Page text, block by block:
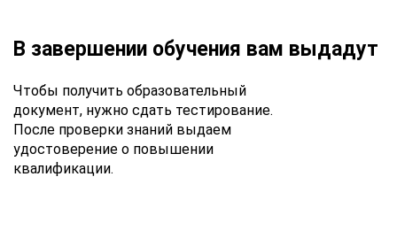
В завершении обучения вам выдадут
Чтобы получить образовательный
документ, нужно сдать тестирование.
После проверки знаний выдаем
удостоверение о повышении
квалификации.